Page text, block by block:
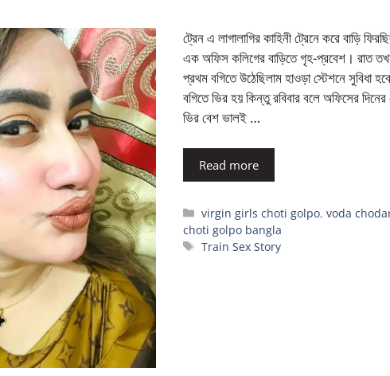
ট্রেন এ লাগালাগির কাহিনী ট্রেনে করে বাড়ি
এক অফিস কলিগের বাড়িতে গৃহ-প্রবেশ। রাত
প্রথম বগিতে উঠেছিলাম হাওড়া স্টেশনে সুবিধা
বগিতে ভির হয় কিন্তু রবিবার বলে অফিসের
ভির বেশ ভালই …
Read more
Categories
virgin girls choti golpo,voda
choti golpo bangla
Tags
Train Sex Story